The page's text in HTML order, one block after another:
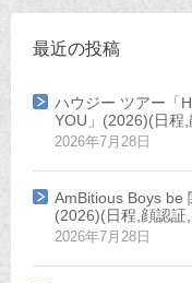
最近の投稿
ハウジー ツアー「
YOU」(2026)(日程
2026年7月28日
AmBitious Boys be
(2026)(日程,顔認証
2026年7月28日